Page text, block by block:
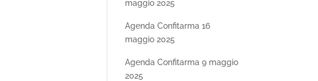
maggio 2025
Agenda Confitarma 16
maggio 2025
Agenda Confitarma 9 maggio
2025